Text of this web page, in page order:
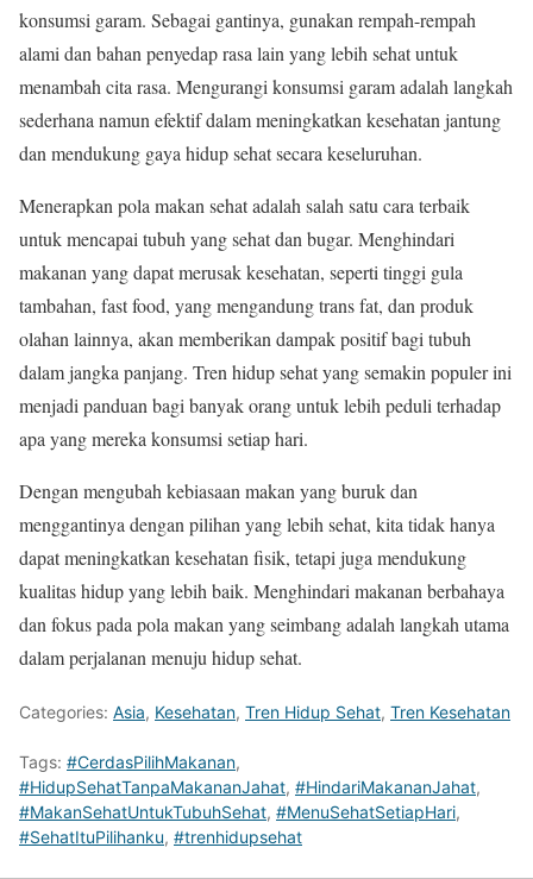
konsumsi garam. Sebagai gantinya, gunakan rempah-rempah
alami dan bahan penyedap rasa lain yang lebih sehat untuk
menambah cita rasa. Mengurangi konsumsi garam adalah langkah
sederhana namun efektif dalam meningkatkan kesehatan jantung
dan mendukung gaya hidup sehat secara keseluruhan.
Menerapkan pola makan sehat adalah salah satu cara terbaik
untuk mencapai tubuh yang sehat dan bugar. Menghindari
makanan yang dapat merusak kesehatan, seperti tinggi gula
tambahan, fast food, yang mengandung trans fat, dan produk
olahan lainnya, akan memberikan dampak positif bagi tubuh
dalam jangka panjang. Tren hidup sehat yang semakin populer ini
menjadi panduan bagi banyak orang untuk lebih peduli terhadap
apa yang mereka konsumsi setiap hari.
Dengan mengubah kebiasaan makan yang buruk dan
menggantinya dengan pilihan yang lebih sehat, kita tidak hanya
dapat meningkatkan kesehatan fisik, tetapi juga mendukung
kualitas hidup yang lebih baik. Menghindari makanan berbahaya
dan fokus pada pola makan yang seimbang adalah langkah utama
dalam perjalanan menuju hidup sehat.
Categories: Asia, Kesehatan, Tren Hidup Sehat, Tren Kesehatan
Tags: #CerdasPilihMakanan,
#HidupSehatTanpaMakananJahat, #HindariMakananJahat,
#MakanSehatUntukTubuhSehat, #MenuSehatSetiapHari,
#SehatItuPilihanku, #trenhidupsehat